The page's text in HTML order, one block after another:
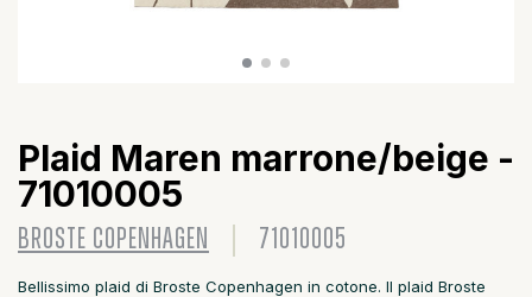
Plaid Maren marrone/beige -
71010005
BROSTE COPENHAGEN 71010005
Bellissimo plaid di Broste Copenhagen in cotone. Il plaid Broste